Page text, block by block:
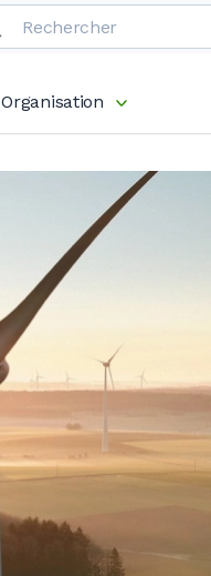
Organisation